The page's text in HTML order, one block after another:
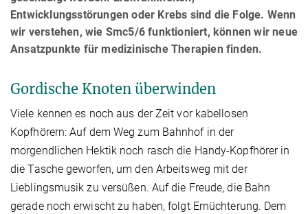
Entwicklungsstörungen oder Krebs sind die Folge. Wenn
wir verstehen, wie Smc5/6 funktioniert, können wir neue
Ansatzpunkte für medizinische Therapien finden.
Gordische Knoten überwinden
Viele kennen es noch aus der Zeit vor kabellosen
Kopfhörern: Auf dem Weg zum Bahnhof in der
morgendlichen Hektik noch rasch die Handy-Kopfhörer in
die Tasche geworfen, um den Arbeitsweg mit der
Lieblingsmusik zu versüßen. Auf die Freude, die Bahn
gerade noch erwischt zu haben, folgt Ernüchterung. Dem